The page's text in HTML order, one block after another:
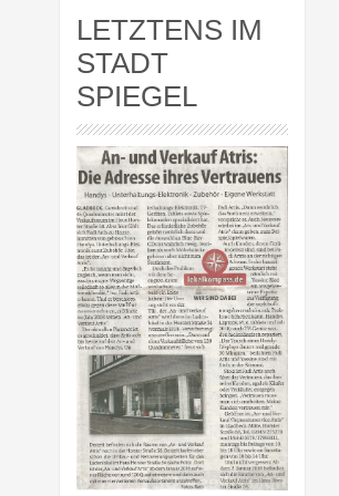
LETZTENS IM
STADT
SPIEGEL